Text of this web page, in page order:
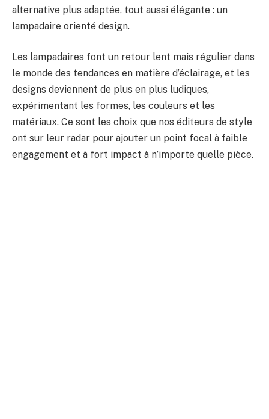
alternative plus adaptée, tout aussi élégante : un
lampadaire orienté design.
Les lampadaires font un retour lent mais régulier dans
le monde des tendances en matière d’éclairage, et les
designs deviennent de plus en plus ludiques,
expérimentant les formes, les couleurs et les
matériaux. Ce sont les choix que nos éditeurs de style
ont sur leur radar pour ajouter un point focal à faible
engagement et à fort impact à n’importe quelle pièce.